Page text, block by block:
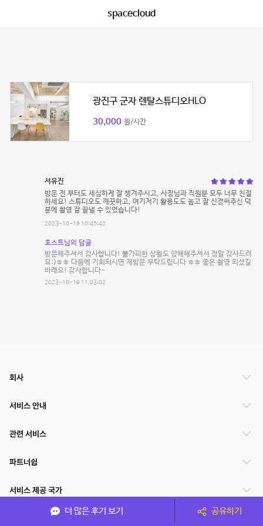
spacecloud
광진구 군자 렌탈스튜디오HLO
30,000 원/시간
서유진
방문 전 부터도 세심하게 잘 챙겨주시고, 사장님과 직원분 모두 너무 친절
하세요! 스튜디오도 깨끗하고, 여기저기 활용도도 높고 잘 신경써주신 덕
분에 촬영 잘 끝낼 수 있었습니다!
2023-10-19 10:45:42
호스트님의 답글
방문해주셔서 감사합니다! 불가피한 상황도 양해해주셔서 정말 감사드려
요:)ㅎㅎ 다음에 기회되시면 재방문 부탁드립니다 ㅎㅎ 좋은 촬영 되셨길
바래요! 감사합니다~
2023-10-19 11:03:02
더 많은 후기 보기 공유하기
회사
서비스 안내
관련 서비스
파트너쉽
서비스 제공 국가